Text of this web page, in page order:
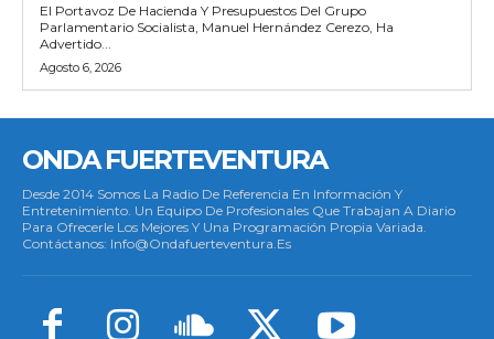
El Portavoz De Hacienda Y Presupuestos Del Grupo
Parlamentario Socialista, Manuel Hernández Cerezo, Ha
Advertido...
Agosto 6, 2026
ONDA FUERTEVENTURA
Desde 2014 Somos La Radio De Referencia En Información Y
Entretenimiento. Un Equipo De Profesionales Que Trabajan A Diario
Para Ofrecerle Los Mejores Y Una Programación Propia Variada.
Contáctanos: Info@ondafuerteventura.es